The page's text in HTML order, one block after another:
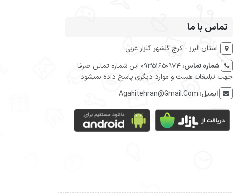
تماس با ما
استان البرز - کرج گلشهر گلزار غربی
شماره تماس:
09351650974 این شماره تماس صرفا
جهت تبلیغات هست و موارد دیگری پاسخ داده نمیشود
ایمیل: Agahitehran@Gmail.Com